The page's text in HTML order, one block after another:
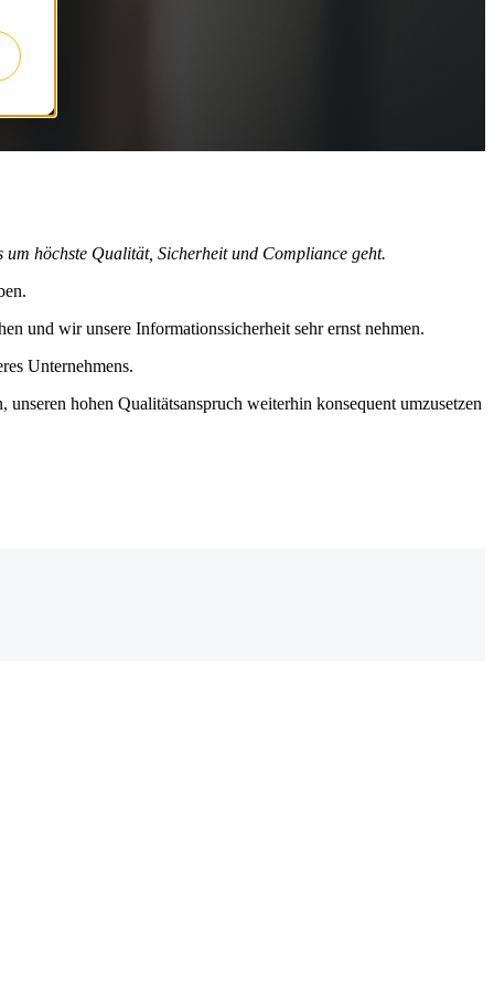
um höchste Qualität, Sicherheit und Compliance geht.
und wir unsere Informationssicherheit sehr ernst nehmen.
Unternehmens.
hohen Qualitätsanspruch weiterhin konsequent umzusetzen